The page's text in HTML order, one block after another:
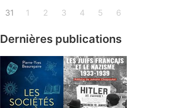
31
1 2 3 4 5 6
Dernières publications